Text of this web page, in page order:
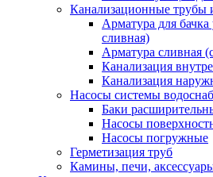
Канализационные трубы
Арматура для
сливная)
Арматура сливная
Канализация
Канализация
Насосы системы
Баки
Насосы
Насосы погружные
Герметизация труб
Камины, печи,